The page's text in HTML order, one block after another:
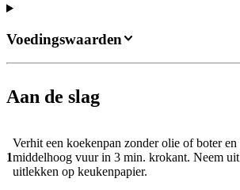
Aan de slag
1
Verhit een koekenpan zonder olie of boter
middelhoog vuur in 3 min. krokant. Neem uit
uitlekken op keukenpapier.
Voedingswaarden